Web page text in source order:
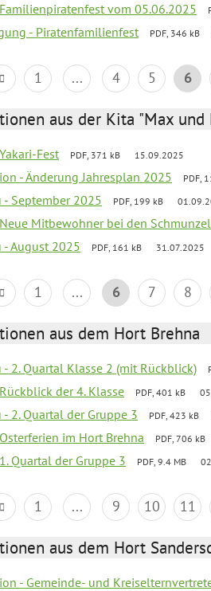
vom 05.06.2025
- Piratenfamilienfest PDF, 346 kB
1 ... 4 5 6
aus der Kita "Max und
Fest PDF, 371 kB 15.09.2025
- Änderung Jahresplan 2025 PDF,
- September 2025 PDF, 199 kB
Mitbewohner bei den
- August 2025 PDF, 161 kB 31.07.2025
1 ... 6 7 8
aus dem Hort Brehna
- 2. Quartal Klasse 2 (mit Rückblick)
der 4. Klasse PDF, 401 kB
- 2. Quartal der Gruppe 3 PDF, 423 kB
im Hort Brehna PDF, 706 kB
Quartal der Gruppe 3 PDF, 9.4 MB
1 ... 9 10 11
aus dem Hort
- Gemeinde- und